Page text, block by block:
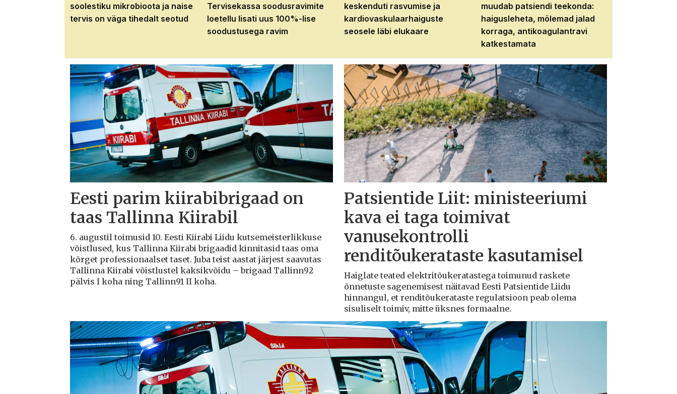
soolestiku mikrobioota ja naise
tervis on väga tihedalt seotud
Tervisekassa soodusravimite
loetellu lisati uus 100%-lise
soodustusega ravim
keskenduti rasvumise ja
kardiovaskulaarhaiguste
seosele läbi elukaare
muudab patsiendi teekonda:
haigusleheta, mõlemad jalad
korraga, antikoagulantravi
katkestamata
Eesti parim kiirabibrigaad on
taas Tallinna Kiirabil
6. augustil toimusid 10. Eesti Kiirabi Liidu kutsemeisterlikkuse
võistlused, kus Tallinna Kiirabi brigaadid kinnitasid taas oma
kõrget professionaalset taset. Juba teist aastat järjest saavutas
Tallinna Kiirabi võistlustel kaksikvõidu – brigaad Tallinn92
pälvis I koha ning Tallinn91 II koha.
Patsientide Liit: ministeeriumi
kava ei taga toimivat
vanusekontrolli
renditõukerataste kasutamisel
Haiglate teated elektritõukeratastega toimunud raskete
õnnetuste sagenemisest näitavad Eesti Patsientide Liidu
hinnangul, et renditõukerataste regulatsioon peab olema
sisuliselt toimiv, mitte üksnes formaalne.